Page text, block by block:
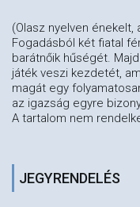
(Olasz nyelven
Fogadásból két fiatal
barátnőik hűségét.
játék veszi kezdetét,
magát egy
az igazság egyre
A tartalom nem
JEGYRENDELÉS